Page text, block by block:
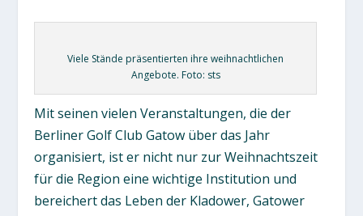
Viele Stände präsentierten ihre weihnachtlichen
Angebote. Foto: sts
Mit seinen vielen Veranstaltungen, die der
Berliner Golf Club Gatow über das Jahr
organisiert, ist er nicht nur zur Weihnachtszeit
für die Region eine wichtige Institution und
bereichert das Leben der Kladower, Gatower